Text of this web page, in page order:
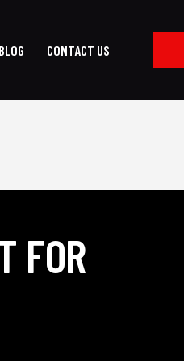
BLOG CONTACT US
FOR